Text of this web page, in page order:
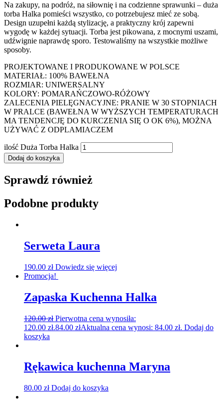
Na zakupy, na podróż, na siłownię i na codzienne sprawunki – duża
torba Halka pomieści wszystko, co potrzebujesz mieć ze sobą.
Design uzupełni każdą stylizację, a praktyczny krój zapewni
wygodę w każdej sytuacji. Torba jest pikowana, z mocnymi uszami,
udźwignie naprawdę sporo. Testowaliśmy na wszystkie możliwe
sposoby.
PROJEKTOWANE I PRODUKOWANE W POLSCE
MATERIAŁ: 100% BAWEŁNA
ROZMIAR: UNIWERSALNY
KOLORY: POMARAŃCZOWO-RÓŻOWY
ZALECENIA PIELĘGNACYJNE: PRANIE W 30 STOPNIACH
W PRALCE (BAWEŁNA W WYŻSZYCH TEMPERATURACH
MA TENDENCJĘ DO KURCZENIA SIĘ O OK 6%), MOŻNA
UŻYWAĆ Z ODPLAMIACZEM
ilość Duża Torba Halka
Dodaj do koszyka
Sprawdź również
Podobne produkty
Serweta Laura
190.00 zł Dowiedz się więcej
Promocja!
Zapaska Kuchenna Halka
120.00zł Pierwotna cena wynosiła:
120.00 zł.84.00 złAktualna cena wynosi: 84.00 zł. Dodaj do
koszyka
Rękawica kuchenna Maryna
80.00 zł Dodaj do koszyka